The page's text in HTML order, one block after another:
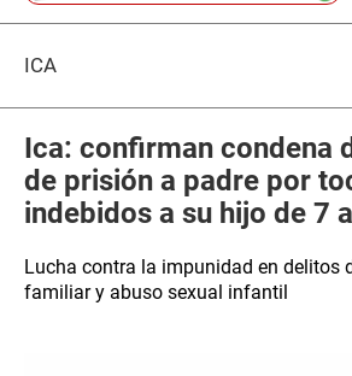
ICA
Ica: confirman condena
de prisión a padre por
indebidos a su hijo de 7
Lucha contra la impunidad en delitos
familiar y abuso sexual infantil